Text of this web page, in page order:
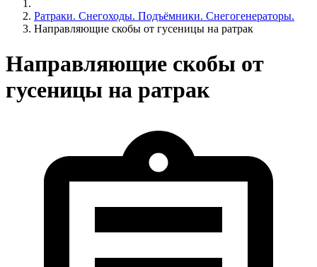
Ратраки. Снегоходы. Подъёмники. Снегогенераторы.
Направляющие скобы от гусеницы на ратрак
Направляющие скобы от
гусеницы на ратрак